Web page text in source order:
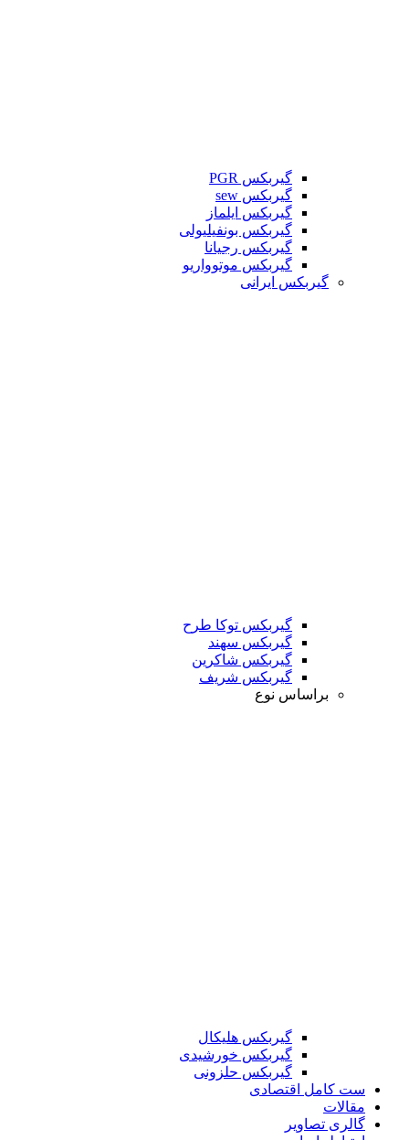
گیربکس PGR
گیربکس sew
گیربکس ایلماز
گیربکس بونفیلیولی
گیربکس رجیانا
گیربکس موتوواریو
گیربکس ایرانی
گیربکس توکا طرح
گیربکس سهند
گیربکس شاکرین
گیربکس شریف
براساس نوع
گیربکس هلیکال
گیربکس خورشیدی
گیربکس حلزونی
ست کامل اقتصادی
مقالات
گالری تصاویر